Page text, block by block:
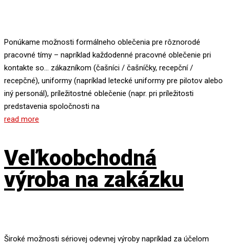
Ponúkame možnosti formálneho oblečenia pre rôznorodé
pracovné tímy – napríklad každodenné pracovné oblečenie pri
kontakte so… zákazníkom (čašníci / čašníčky, recepční /
recepčné), uniformy (napríklad letecké uniformy pre pilotov alebo
iný personál), príležitostné oblečenie (napr. pri príležitosti
predstavenia spoločnosti na
read more
Veľkoobchodná
výroba na zakázku
Široké možnosti sériovej odevnej výroby napríklad za účelom